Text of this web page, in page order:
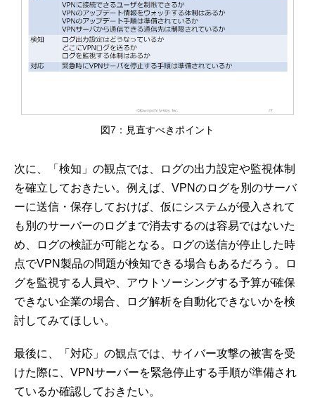
図7：見直すべきポイント
次に、「検知」の観点では、ログの出力設定や監視体制
を確立しておきたい。例えば、VPNのログを別のサーバ
ーに送信・保存しておけば、仮にシステムが侵入されて
も別のサーバーのログまで消去するのは容易ではないた
め、ログの検証が可能となる。ログの送信が停止した時
点でVPN製品の問題が検知できる場合もあるだろう。ロ
グを監視する人員や、アウトソーシングする予算が確保
できない企業の場合、ログ解析を自動化できないかを検
討してみてほしい。
最後に、「対応」の観点では、サイバー攻撃の被害を受
けた際に、VPNサーバーを緊急停止する手順が準備され
ているか確認しておきたい。